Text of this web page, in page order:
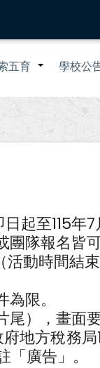
+
五育 學校公
起至115年
隊報名皆
活動時間結
限。
尾），畫面
地方稅務
廣告」。